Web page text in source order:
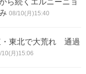
ら続くエルニーニョ
08/10(月)15:40
・東北で大荒れ 通過
10(月)15:06